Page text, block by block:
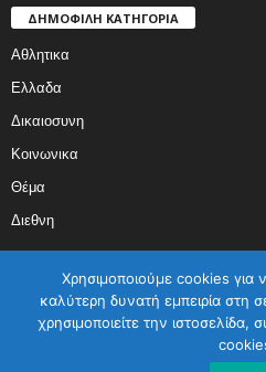
ΔΗΜΟΦΙΛΗ ΚΑΤΗΓΟΡΙΑ
Αθλητικα
Ελλαδα
Δικαιοσυνη
Κοινωνικα
Θέμα
Διεθνη
ΑΡΧΙΚΗ ΕΛΛΑΔΑ ΔΙΕΘΝΗ
Χρησιμοποιούμε cookies
καλύτερη δυνατή εμπειρία στη
χρησιμοποιείτε την